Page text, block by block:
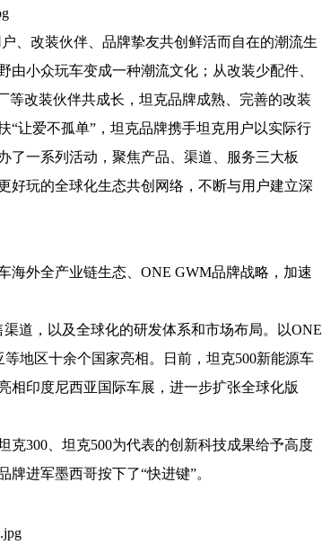
、改装伙伴、品牌挚友共创鲜活而自在的潮流生
由小众玩车变成一种潮流文化；从改装少配件、
等改装伙伴共成长，坦克品牌成熟、完善的改装
“让爱不孤单”，坦克品牌携手坦克用户以实际行
了一系列活动，聚焦产品、渠道、服务三大板
好玩的全球化生态共创网络 ，不断与用户建立深
海外全产业链生态 ONE GWM品牌战略， 加速
渠道 ，以及全球化的研发体系和市场布局。以ONE
地区十余个国家亮相。日前，坦克500新能源车
相印度尼西亚国际车展，进一步扩张全球化版
300、坦克500为代表的创新科技成果给予高度
进军墨西哥按下了“快进键”。